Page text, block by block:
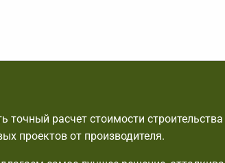
точный расчет стоимости
проектов от производителя.